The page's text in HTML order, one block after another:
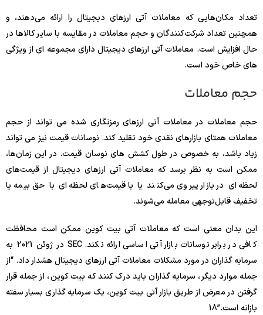
تعداد مکان‌هایی که معاملات آتی ارزهای دیجیتال را ارائه می‌دهند، و
همچنین تعداد شرکت‌کنندگان و حجم معاملات در مقایسه با سایر کالاها در
حال افزایش است. معاملات آتی ارزهای دیجیتال دارای مجموعه ای از ویژگی
های خاص خود است.
حجم معاملات
حجم معاملات در معاملات آتی ارزهای رمزنگاری شده می تواند از حجم
معاملات همتای بازارهای نقدی خود تقلید کند. نوسانات قیمت نیز می تواند
زیاد باشد، به خصوص در طول کشش های نوسان قیمت. در این زمان‌ها،
ممکن است به نظر برسد که معاملات آتی ارزهای دیجیتال از قیمت‌های
لحظه‌ای در بازار پیروی می‌کنند یا با قیمت‌های لحظه‌ای با حق بیمه یا
تخفیف قابل‌توجهی معامله می‌شوند.
این بدان معنی است که معاملات آتی بیت کوین ممکن است محافظت
کافی در برابر نوسانات بازار آتی اساسی ارائه نکند. SEC در ژوئن 2021 به
سرمایه گذاران در مورد مشکلات معاملات آتی ارزهای دیجیتال هشدار داد. “از
جمله موارد دیگر، سرمایه گذاران باید درک کنند که بیت کوین، از جمله قرار
گرفتن در معرض از طریق بازار آتی بیت کوین، یک سرمایه گذاری بسیار سفته
بازانه است.”18